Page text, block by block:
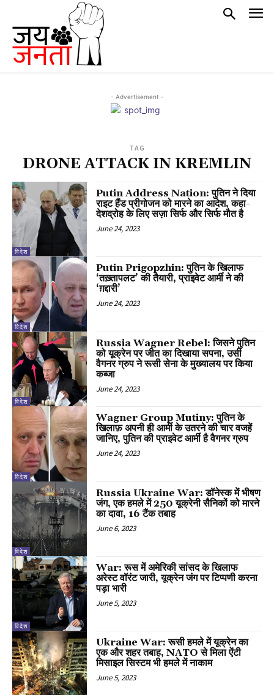
- Advertisement -
TAG
DRONE ATTACK IN KREMLIN
विदेश
Putin Address Nation: पुतिन ने दिया
राइट हैंड प्रीगोजन को मारने का आदेश, कहा-
देशद्रोह के लिए सज़ा सिर्फ और सिर्फ मौत है
June 24, 2023
विदेश
Putin Prigopzhin: पुतिन के खिलाफ
‘तख़्तापलट’ की तैयारी, प्राइवेट आर्मी ने की
‘ग़द्दारी’
June 24, 2023
विदेश
Russia Wagner Rebel: जिसने पुतिन
को यूक्रेन पर जीत का दिखाया सपना, उसी
वैगनर ग्रुप ने रूसी सेना के मुख्यालय पर किया
कब्जा
June 24, 2023
विदेश
Wagner Group Mutiny: पुतिन के
खिलाफ़ अपनी ही आर्मी के उतरने की चार वजहें
जानिए, पुतिन की प्राइवेट आर्मी है वैगनर ग्रुप
June 24, 2023
विदेश
Russia Ukraine War: डॉनेस्क में भीषण
जंग, एक हमले में 250 यूक्रेनी सैनिकों को मारने
का दावा, 16 टैंक तबाह
June 6, 2023
विदेश
War: रूस में अमेरिकी सांसद के खिलाफ
अरेस्ट वॉरंट जारी, यूक्रेन जंग पर टिप्पणी करना
पड़ा भारी
June 5, 2023
Ukraine War: रूसी हमले में यूक्रेन का
एक और शहर तबाह, NATO से मिला ऐंटी
मिसाइल सिस्टम भी हमले में नाकाम
June 5, 2023